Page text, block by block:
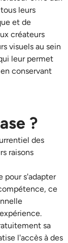
leurs
et de
créateurs
visuels au sein
leur permet
conservant
?
des
raisons
pour s'adapter
ce
sa
l'accès à des